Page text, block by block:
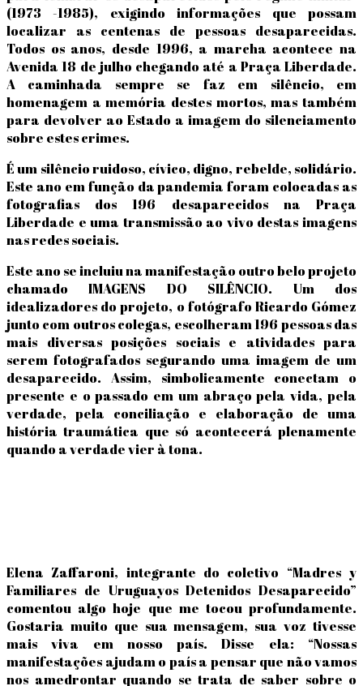
(1973 -1985), exigindo informações que possam
localizar as centenas de pessoas desaparecidas.
Todos os anos, desde 1996, a marcha acontece na
Avenida 18 de julho chegando até a Praça Liberdade.
A caminhada sempre se faz em silêncio, em
homenagem a memória destes mortos, mas também
para devolver ao Estado a imagem do silenciamento
sobre estes crimes.
É um silêncio ruidoso, cívico, digno, rebelde, solidário.
Este ano em função da pandemia foram colocadas as
fotografias dos 196 desaparecidos na Praça
Liberdade e uma transmissão ao vivo destas imagens
nas redes sociais.
Este ano se incluiu na manifestação outro belo projeto
chamado IMAGENS DO SILÊNCIO. Um dos
idealizadores do projeto, o fotógrafo Ricardo Gómez
junto com outros colegas, escolheram 196 pessoas das
mais diversas posições sociais e atividades para
serem fotografados segurando uma imagem de um
desaparecido. Assim, simbolicamente conectam o
presente e o passado em um abraço pela vida, pela
verdade, pela conciliação e elaboração de uma
história traumática que só acontecerá plenamente
quando a verdade vier à tona.
Elena Zaffaroni, integrante do coletivo “Madres y
Familiares de Uruguayos Detenidos Desaparecido”
comentou algo hoje que me tocou profundamente.
Gostaria muito que sua mensagem, sua voz tivesse
mais viva em nosso país. Disse ela: “Nossas
manifestações ajudam o país a pensar que não vamos
nos amedrontar quando se trata de saber sobre o